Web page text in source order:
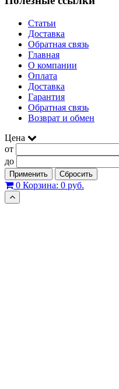
Статьи
Доставка
Обратная связь
Главная
О компании
Оплата
Доставка
Гарантия
Обратная связь
Возврат и обмен
Цена
от
до
Применить Сбросить
0 Корзина: 0 руб.